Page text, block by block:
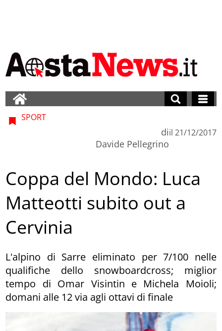
SPORT
di
Davide Pellegrino
il 21/12/2017
Coppa del Mondo: Luca
Matteotti subito out a
Cervinia
L'alpino di Sarre eliminato per 7/100 nelle
qualifiche dello snowboardcross; miglior
tempo di Omar Visintin e Michela Moioli;
domani alle 12 via agli ottavi di finale